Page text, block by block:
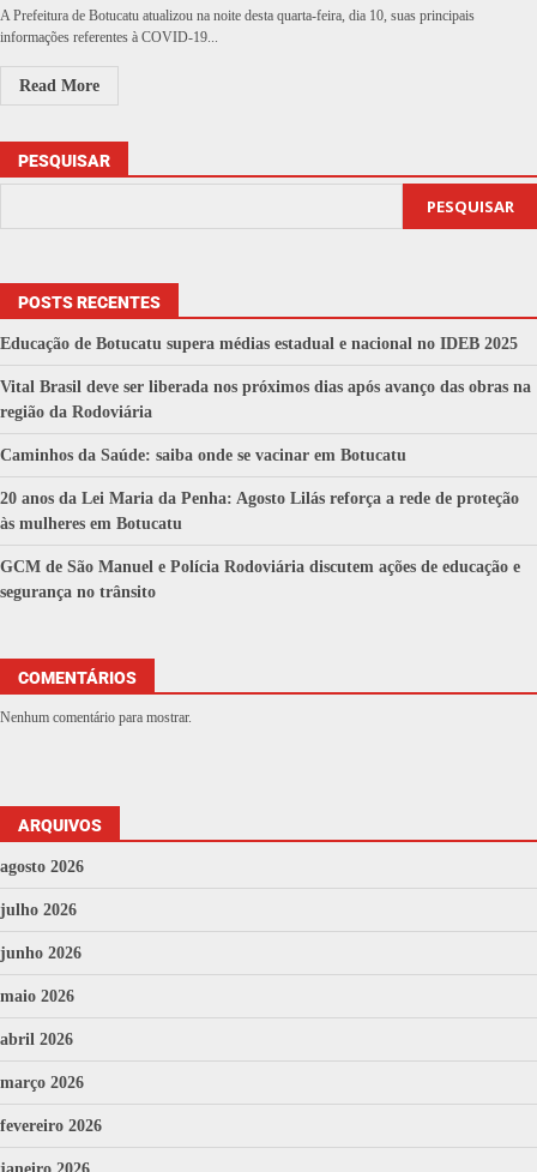
A Prefeitura de Botucatu atualizou na noite desta quarta-feira, dia 10, suas principais
informações referentes à COVID-19...
Read More
PESQUISAR
PESQUISAR
POSTS RECENTES
Educação de Botucatu supera médias estadual e nacional no IDEB 2025
Vital Brasil deve ser liberada nos próximos dias após avanço das obras na
região da Rodoviária
Caminhos da Saúde: saiba onde se vacinar em Botucatu
20 anos da Lei Maria da Penha: Agosto Lilás reforça a rede de proteção
às mulheres em Botucatu
GCM de São Manuel e Polícia Rodoviária discutem ações de educação e
segurança no trânsito
COMENTÁRIOS
Nenhum comentário para mostrar.
ARQUIVOS
agosto 2026
julho 2026
junho 2026
maio 2026
abril 2026
março 2026
fevereiro 2026